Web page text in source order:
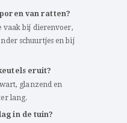
van ratten?
vaak bij dierenvoer,
schuurtjes en bij
eruit?
glanzend en
lang.
in de tuin?